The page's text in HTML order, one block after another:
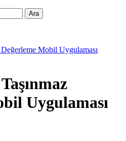
Değerleme Mobil Uygulaması
Uygulaması